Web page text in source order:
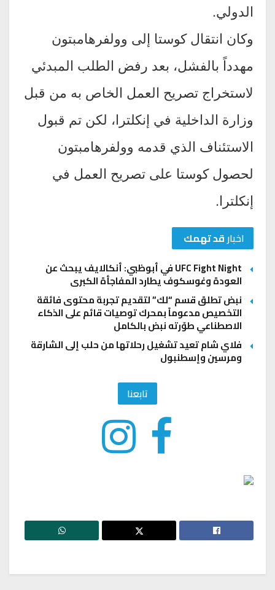
الدولي.
وكان انتقال كوستا إلى وولفرهامبتون
مهدداً بالفشل، بعد رفض الطلب المبدئي
لاستخراج تصريح العمل الخاص به من قبل
وزارة الداخلية في إنكلترا، لكن تم قبول
الاستئناف الذي قدمه وولفرهامبتون
لحصول كوستا على تصريح العمل في
إنكلترا.
اخبارقد تهمك
UFC Fight Night في أبوظبي: أنكالايف يبحث عن
العودة وغوسكوف يطارد المفاجأة الكبرى
نبض تطلق قسم “لك” لتقديم تجربة محتوى فائقة
التخصيص مدعوماً بمحرك توصيات قائم على الذكاء
الاصطناعي طوّرته نبض بالكامل
فلاي شام تعيد تشغيل رحلاتها من حلب إلى الشارقة
ومرسين وإسطنبول
تابعنا